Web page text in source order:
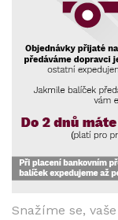
Snažíme se,